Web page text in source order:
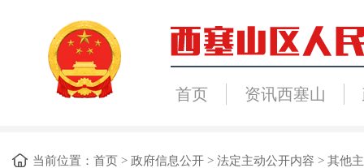
首页 资讯西塞山
当前位置： 首页 > 政府信息公开 > 法定主动公开内容 > 其他